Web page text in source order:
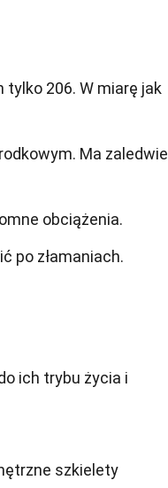
tylko 206. W miarę jak
Ma zaledwie
obciążenia.
po złamaniach.
ich trybu życia i
szkielety